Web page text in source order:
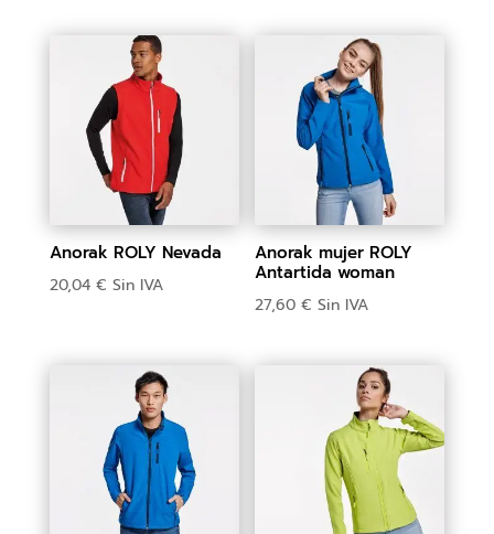
Anorak ROLY Nevada
20,04 € Sin IVA
Anorak mujer ROLY
Antartida woman
27,60€ Sin IVA